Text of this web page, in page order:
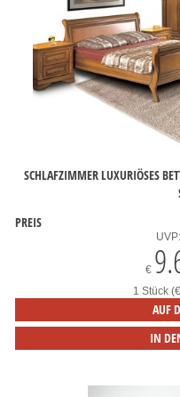
SCHLAFZIMMER LUXURIÖSES
PREIS
UVP:
€
1 Stück
AUF
IN